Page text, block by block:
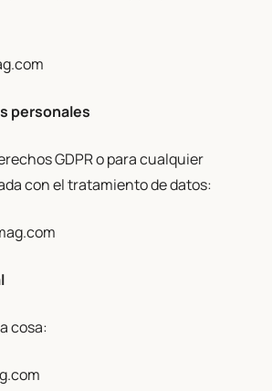
personales
GDPR o para cualquier
con el tratamiento de datos:
cosa: